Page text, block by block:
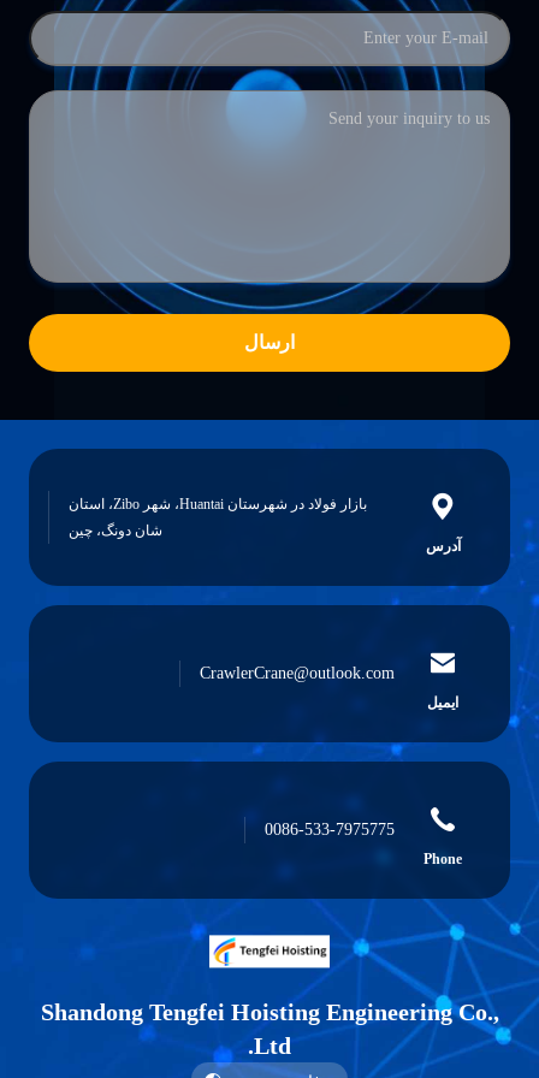
ارسال
آدرس
بازار فولاد در شهرستان Huantai، شهر Zibo، استان
شان دونگ، چین
ایمیل
CrawlerCrane@outlook.com
Phone
0086-533-7975775
Shandong Tengfei Hoisting Engineering Co.,
Ltd.